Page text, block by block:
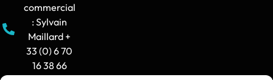
commercial
: Sylvain
Maillard +
33 (0) 6 70
16 38 66